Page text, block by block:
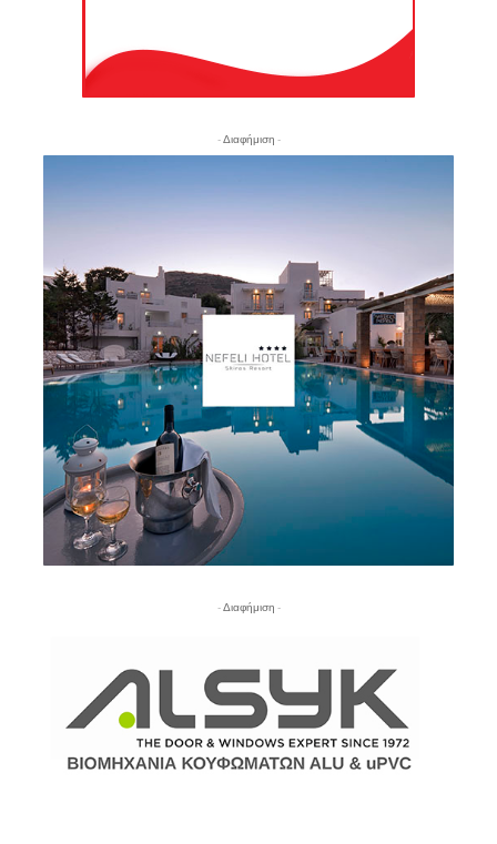
- Διαφήμιση -
- Διαφήμιση -